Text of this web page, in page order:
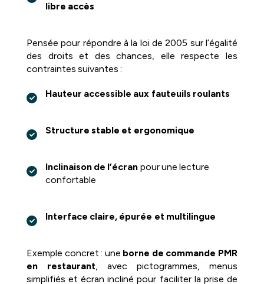
libre accès
Pensée pour répondre à la loi de 2005 sur l’égalité
des droits et des chances, elle respecte les
contraintes suivantes :
Hauteur accessible aux fauteuils roulants
Structure stable et ergonomique
Inclinaison de l’écran pour une lecture
confortable
Interface claire, épurée et multilingue
Exemple concret : une borne de commande PMR
en restaurant, avec pictogrammes, menus
simplifiés et écran incliné pour faciliter la prise de